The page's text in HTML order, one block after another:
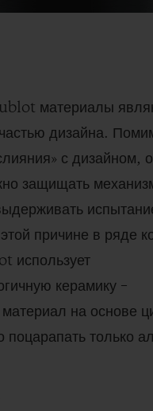
материалы
дизайна.
с дизайном,
защищать
причине в ряде
использует
керамику –
на основе
поцарапать только